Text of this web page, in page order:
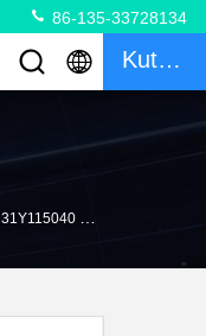
86-135-33728134
Kutipan
31Y115040 31Y119090 HYUNDAI BOOM ARM BUCKET Silinder Seal Kit